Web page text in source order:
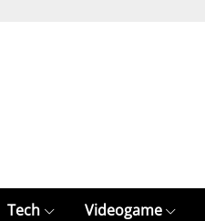
Tech Videogame